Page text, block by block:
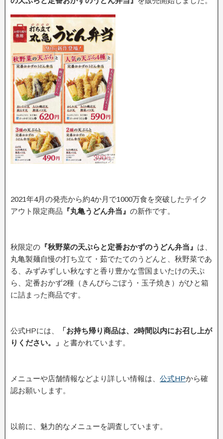
2021年4月の発売から約4か月で1000万食を突破したテイク
アウト限定商品 『丸亀うどん弁当』 の新作です。
秋限定の 『秋野菜の天ぷらと定番おかずのうどん弁当』 は、
丸亀製麺自慢の打ち立て・茹でたてのうどんと、秋野菜であ
る、みずみずしい秋なすと香り豊かな雪国まいたけの天ぷ
ら、定番おかず2種（きんぴらごぼう・玉子焼き）がひと箱
に詰まった商品です。
公式HPには、
「お持ち帰り商品は、2時間以内にお召し上が
りください。」 と書かれています。
メニューや店舗情報などより詳しい情報は、 公式HPから確
認お願いします。
以前に、魅力的なメニューを調査しています。